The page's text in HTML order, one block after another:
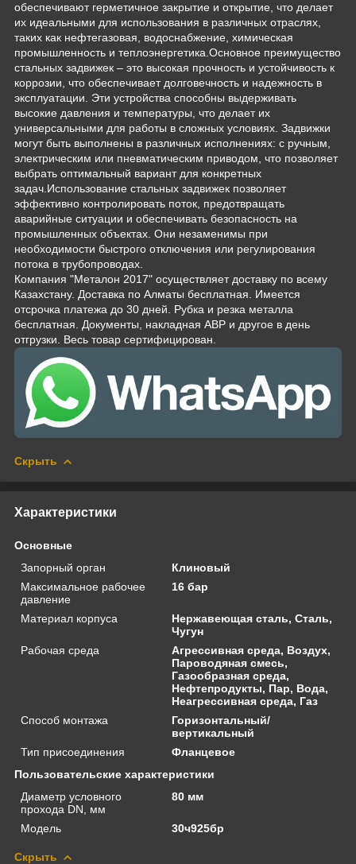
обеспечивают герметичное закрытие и открытие, что делает
их идеальными для использования в различных отраслях,
таких как нефтегазовая, водоснабжение, химическая
промышленность и теплоэнергетика.Основное преимущество
стальных задвижек – это высокая прочность и устойчивость к
коррозии, что обеспечивает долговечность и надежность в
эксплуатации. Эти устройства способны выдерживать
высокие давления и температуры, что делает их
универсальными для работы в сложных условиях. Задвижки
могут быть выполнены в различных исполнениях: с ручным,
электрическим или пневматическим приводом, что позволяет
выбрать оптимальный вариант для конкретных
задач.Использование стальных задвижек позволяет
эффективно контролировать поток, предотвращать
аварийные ситуации и обеспечивать безопасность на
промышленных объектах. Они незаменимы при
необходимости быстрого отключения или регулирования
потока в трубопроводах.
Компания "Металон 2017" осуществляет доставку по всему
Казахстану. Доставка по Алматы бесплатная. Имеется
отсрочка платежа до 30 дней. Рубка и резка металла
бесплатная. Документы, накладная АВР и другое в день
отгрузки. Весь товар сертифицирован.
Скрыть
Характеристики
Основные
Запорный орган
Клиновый
Максимальное рабочее
давление
16 бар
Материал корпуса
Нержавеющая сталь, Сталь,
Чугун
Рабочая среда
Агрессивная среда, Воздух,
Пароводяная смесь,
Газообразная среда,
Нефтепродукты, Пар, Вода,
Неагрессивная среда, Газ
Способ монтажа
Горизонтальный/
вертикальный
Тип присоединения
Фланцевое
Пользовательские характеристики
Диаметр условного
прохода DN, мм
80 мм
Модель 30ч925бр
Скрыть